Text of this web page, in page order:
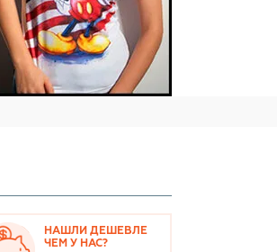
НАШЛИ ДЕШЕВЛЕ
ЧЕМ У НАС?